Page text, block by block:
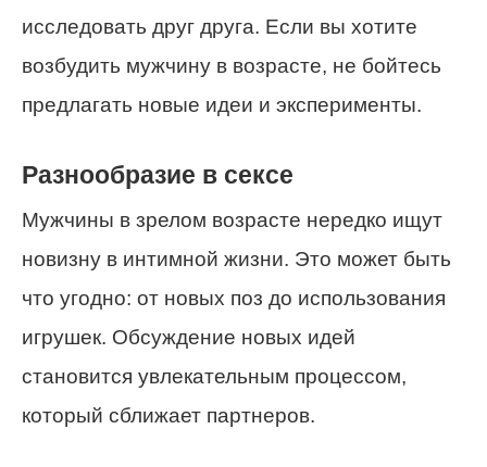
исследовать друг друга. Если вы хотите
возбудить мужчину в возрасте, не бойтесь
предлагать новые идеи и эксперименты.
Разнообразие в сексе
Мужчины в зрелом возрасте нередко ищут
новизну в интимной жизни. Это может быть
что угодно: от новых поз до использования
игрушек. Обсуждение новых идей
становится увлекательным процессом,
который сближает партнеров.